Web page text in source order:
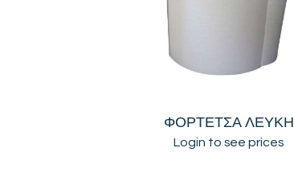
ΦΟΡΤΕΤΣΑ ΛΕΥΚΗ
Login to see prices